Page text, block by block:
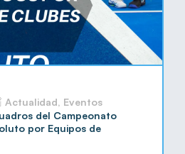
Actualidad, Eventos
del Campeonato
por Equipos de